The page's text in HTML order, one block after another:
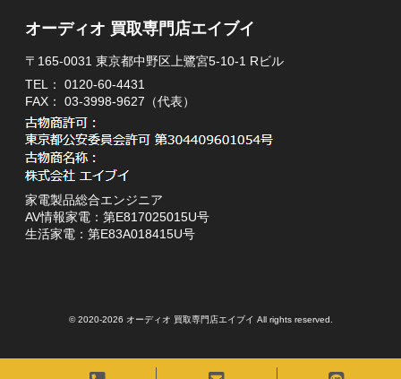
オーディオ 買取専門店エイブイ
〒165-0031 東京都中野区上鷺宮5-10-1 Rビル
TEL： 0120-60-4431
FAX： 03-3998-9627（代表）
家電製品総合エンジニア
AV情報家電：第E817025015U号
生活家電：第E83A018415U号
© 2020-2026 オーディオ 買取専門店エイブイ All rights reserved.